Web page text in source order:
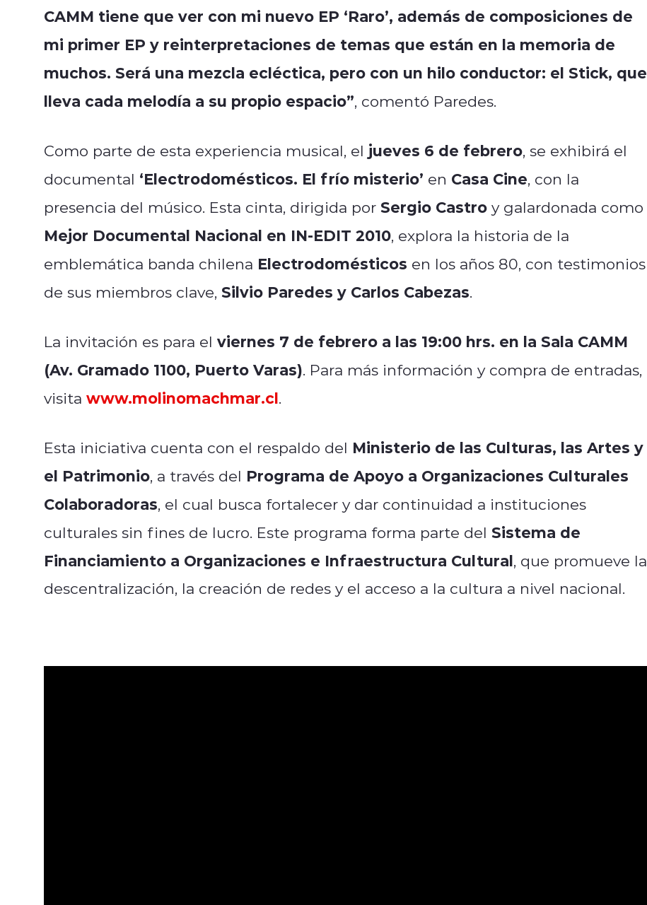
CAMM tiene que ver con mi nuevo EP ‘Raro’, además de composiciones de
mi primer EP y reinterpretaciones de temas que están en la memoria de
muchos. Será una mezcla ecléctica, pero con un hilo conductor: el Stick, que
lleva cada melodía a su propio espacio”, comentó Paredes.
Como parte de esta experiencia musical, el jueves 6 de febrero, se exhibirá el
documental ‘Electrodomésticos. El frío misterio’ en Casa Cine, con la
presencia del músico. Esta cinta, dirigida por Sergio Castro y galardonada como
Mejor Documental Nacional en IN-EDIT 2010, explora la historia de la
emblemática banda chilena Electrodomésticos en los años 80, con testimonios
de sus miembros clave, Silvio Paredes y Carlos Cabezas.
La invitación es para el viernes 7 de febrero a las 19:00 hrs. en la Sala CAMM
(Av. Gramado 1100, Puerto Varas). Para más información y compra de entradas,
visita www.molinomachmar.cl.
Esta iniciativa cuenta con el respaldo del Ministerio de las Culturas, las Artes y
el Patrimonio, a través del Programa de Apoyo a Organizaciones Culturales
Colaboradoras, el cual busca fortalecer y dar continuidad a instituciones
culturales sin fines de lucro. Este programa forma parte del Sistema de
Financiamiento a Organizaciones e Infraestructura Cultural, que promueve la
descentralización, la creación de redes y el acceso a la cultura a nivel nacional.